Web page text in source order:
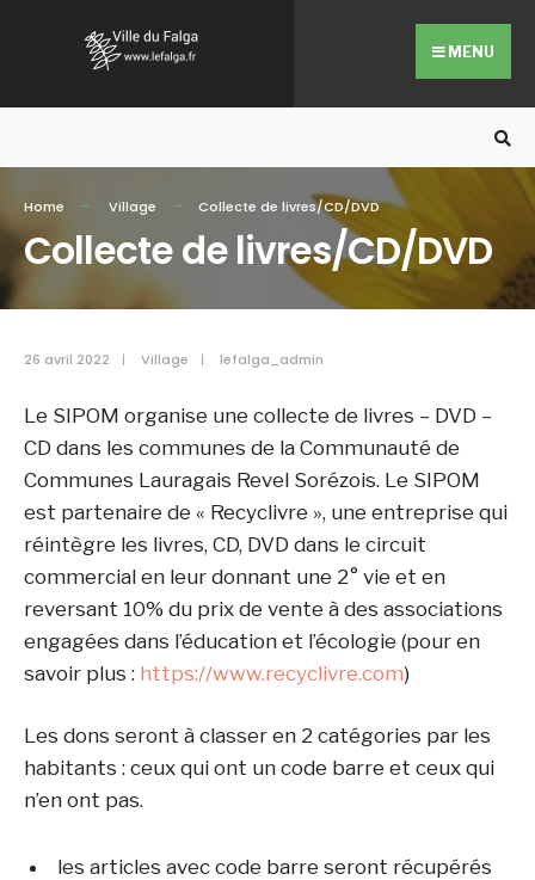
MENU
Home Village Collecte de livres/CD/DVD
Collecte de livres/CD/DVD
26 avril 2022 | Village | lefalga_admin
Le SIPOM organise une collecte de livres – DVD –
CD dans les communes de la Communauté de
Communes Lauragais Revel Sorézois. Le SIPOM
est partenaire de « Recyclivre », une entreprise qui
réintègre les livres, CD, DVD dans le circuit
commercial en leur donnant une 2° vie et en
reversant 10% du prix de vente à des associations
engagées dans l’éducation et l’écologie (pour en
savoir plus : https://www.recyclivre.com)
Les dons seront à classer en 2 catégories par les
habitants : ceux qui ont un code barre et ceux qui
n’en ont pas.
les articles avec code barre seront récupérés